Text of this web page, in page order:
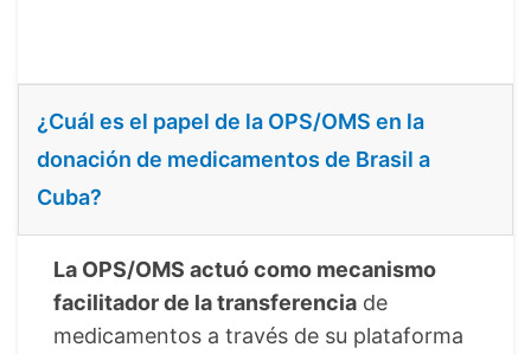
¿Cuál es el papel de la OPS/OMS en la
donación de medicamentos de Brasil a
Cuba?
La OPS/OMS actuó como mecanismo
facilitador de la transferencia de
medicamentos a través de su plataforma